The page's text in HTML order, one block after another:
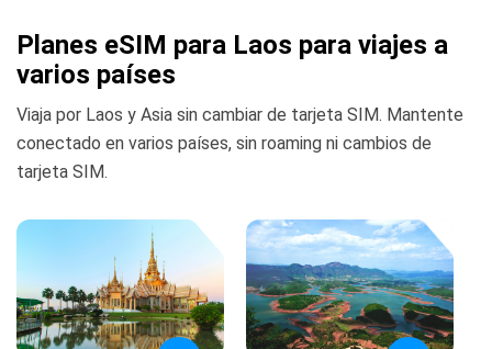
Planes eSIM para Laos para viajes a
varios países
Viaja por Laos y Asia sin cambiar de tarjeta SIM. Mantente
conectado en varios países, sin roaming ni cambios de
tarjeta SIM.